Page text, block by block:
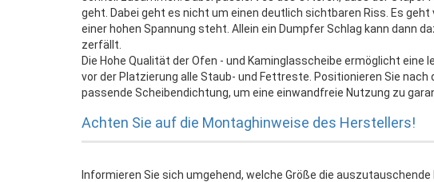
geht. Dabei geht es nicht um einen deutlich sichtbaren Riss. Es
einer hohen Spannung steht. Allein ein Dumpfer Schlag kann dann
zerfällt.
Die Hohe Qualität der Ofen - und Kaminglasscheibe ermöglicht
vor der Platzierung alle Staub- und Fettreste. Positionieren Sie
passende Scheibendichtung, um eine einwandfreie Nutzung zu
Achten Sie auf die Montaghinweise des Herstellers!
Informieren Sie sich umgehend, welche Größe die